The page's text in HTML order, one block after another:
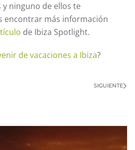
ninguno de ellos te
encontrar más información
de Ibiza Spotlight.
de vacaciones a Ibiza?
SIGUIENTE